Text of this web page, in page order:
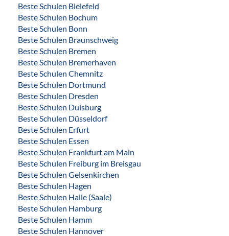
Beste Schulen Bielefeld
Beste Schulen Bochum
Beste Schulen Bonn
Beste Schulen Braunschweig
Beste Schulen Bremen
Beste Schulen Bremerhaven
Beste Schulen Chemnitz
Beste Schulen Dortmund
Beste Schulen Dresden
Beste Schulen Duisburg
Beste Schulen Düsseldorf
Beste Schulen Erfurt
Beste Schulen Essen
Beste Schulen Frankfurt am Main
Beste Schulen Freiburg im Breisgau
Beste Schulen Gelsenkirchen
Beste Schulen Hagen
Beste Schulen Halle (Saale)
Beste Schulen Hamburg
Beste Schulen Hamm
Beste Schulen Hannover